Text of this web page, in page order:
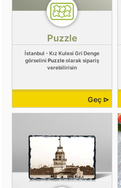
Puzzle
İstanbul - Kız Kulesi Gri Denge
görselini Puzzleolarak sipariş
verebilirisin
Geç ⊳